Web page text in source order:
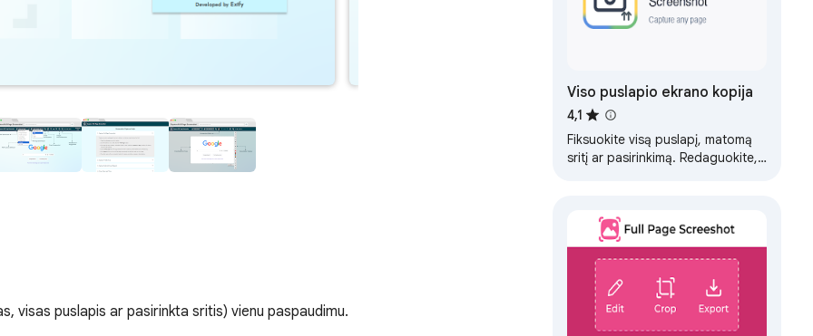
visas puslapis ar pasirinkta sritis) vienu paspaudimu.
Viso puslapio ekrano kopija
4,1
Fiksuokite visą puslapį, matomą
sritį ar pasirinkimą. Redaguokite,